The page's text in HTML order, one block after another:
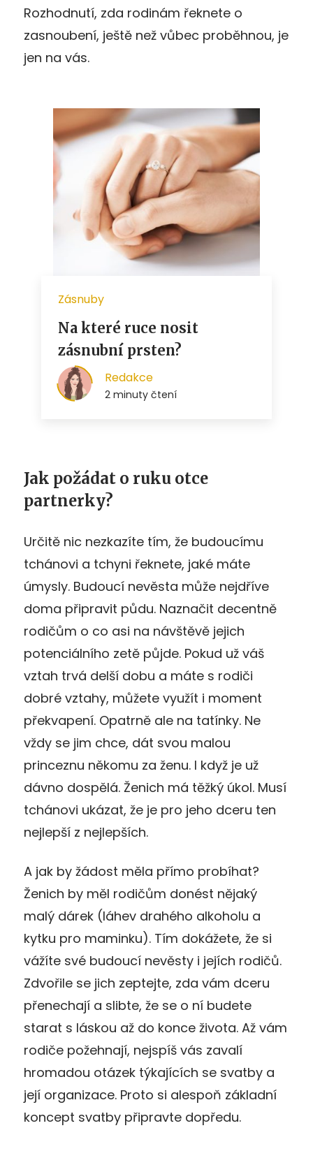
Rozhodnutí, zda rodinám řeknete o
zasnoubení, ještě než vůbec proběhnou, je
jen na vás.
Jak požádat o ruku otce
partnerky?
Určitě nic nezkazíte tím, že budoucímu
tchánovi a tchyni řeknete, jaké máte
úmysly. Budoucí nevěsta může nejdříve
doma připravit půdu. Naznačit decentně
rodičům o co asi na návštěvě jejich
potenciálního zetě půjde. Pokud už váš
vztah trvá delší dobu a máte s rodiči
dobré vztahy, můžete využít i moment
překvapení. Opatrně ale na tatínky. Ne
vždy se jim chce, dát svou malou
princeznu někomu za ženu. I když je už
dávno dospělá. Ženich má těžký úkol. Musí
tchánovi ukázat, že je pro jeho dceru ten
nejlepší z nejlepších.
A jak by žádost měla přímo probíhat?
Ženich by měl rodičům donést nějaký
malý dárek (láhev drahého alkoholu a
kytku pro maminku). Tím dokážete, že si
vážíte své budoucí nevěsty i jejích rodičů.
Zdvořile se jich zeptejte, zda vám dceru
přenechají a slibte, že se o ní budete
starat s láskou až do konce života. Až vám
rodiče požehnají, nejspíš vás zavalí
hromadou otázek týkajících se svatby a
její organizace. Proto si alespoň základní
koncept svatby připravte dopředu.